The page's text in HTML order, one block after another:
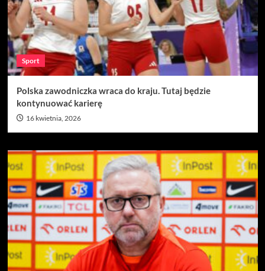
Sport
Polska zawodniczka wraca do kraju. Tutaj będzie
kontynuować karierę
16 kwietnia, 2026